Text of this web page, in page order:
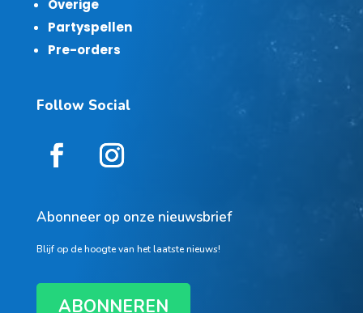
Overige
Partyspellen
Pre-orders
Follow Social
Abonneer op onze nieuwsbrief
Blijf op de hoogte van het laatste nieuws!
ABONNEREN